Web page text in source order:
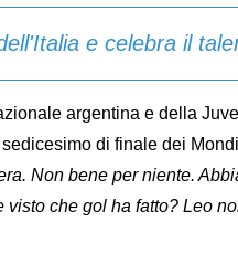
e celebra il
argentina e della
di finale dei
Non bene per niente.
che gol ha fatto? Leo